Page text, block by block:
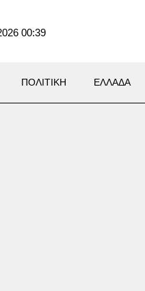
00:39
ΠΟΛΙΤΙΚΗ ΕΛΛΑΔΑ